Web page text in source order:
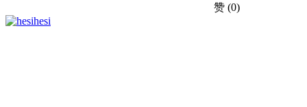
赞 (0)
hesi